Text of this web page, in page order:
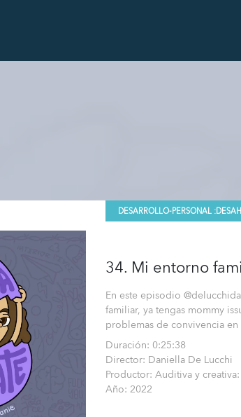
DESARROLLO-PERSONAL :
34. Mi entorno
En este episodio
familiar, ya tengas mommy
problemas de convivencia en
Duración: 0:25:38
Director: Daniella De Lucchi
Productor: Auditiva y
Año: 2022